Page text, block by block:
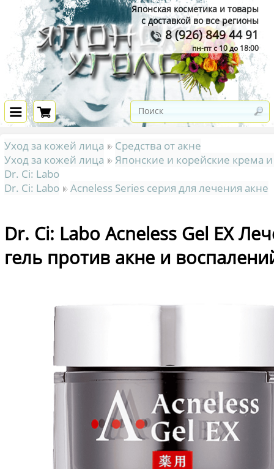
Японская косметика и товары
с доставкой во все регионы
8 (926) 849 44 91
пн-пт с 10 до 18:00
Уход за кожей лица
Средства от акне
Уход за кожей лица
Японские и корейские крема
Dr. Ci: Labo
Dr. Ci: Labo
Acneless Series серия для лечения акне
Dr. Ci: Labo Acneless Gel EX
гель против акне и